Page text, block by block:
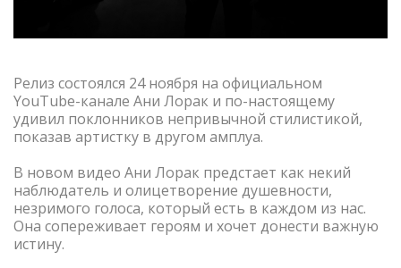
Релиз состоялся 24 ноября на официальном
YouTube-канале Ани Лорак и по-настоящему
удивил поклонников непривычной стилистикой,
показав артистку в другом амплуа.
В новом видео Ани Лорак предстает как некий
наблюдатель и олицетворение душевности,
незримого голоса, который есть в каждом из нас.
Она сопереживает героям и хочет донести важную
истину.